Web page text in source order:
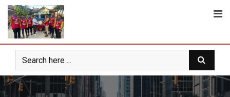
Skip
content